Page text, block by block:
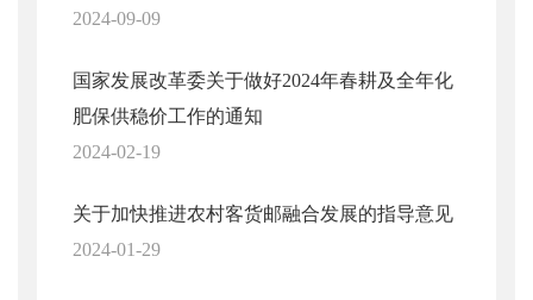
2024-09-09
国家发展改革委关于做好2024年春耕及全年化
肥保供稳价工作的通知
2024-02-19
关于加快推进农村客货邮融合发展的指导意见
2024-01-29